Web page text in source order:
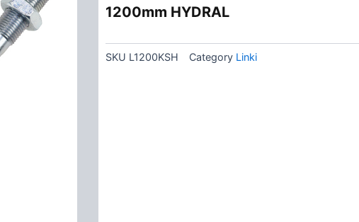
1200mm HYDRAL
SKU L1200KSH Category Linki